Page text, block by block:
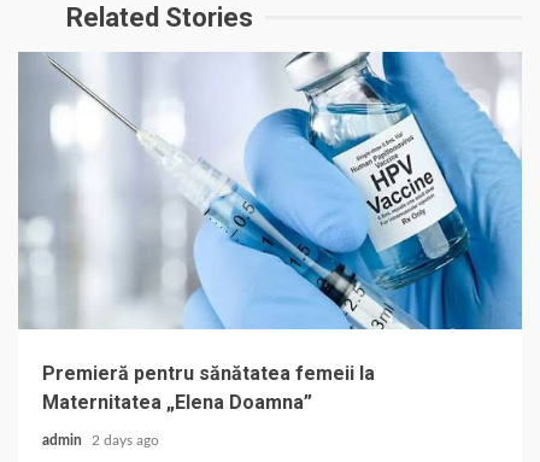
Related Stories
Premieră pentru sănătatea femeii la
Maternitatea „Elena Doamna”
admin 2 days ago